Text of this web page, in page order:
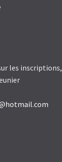
les inscriptions,